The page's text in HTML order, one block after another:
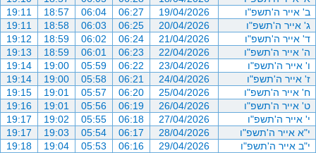
ב' אייר ה'תשפ"ו
19/04/2026
06:27
06:04
18:57
19:11
ג' אייר ה'תשפ"ו
20/04/2026
06:25
06:03
18:58
19:11
ד' אייר ה'תשפ"ו
21/04/2026
06:24
06:02
18:59
19:12
ה' אייר ה'תשפ"ו
22/04/2026
06:23
06:01
18:59
19:13
ו' אייר ה'תשפ"ו
23/04/2026
06:22
05:59
19:00
19:14
ז' אייר ה'תשפ"ו
24/04/2026
06:21
05:58
19:00
19:14
ח' אייר ה'תשפ"ו
25/04/2026
06:20
05:57
19:01
19:15
ט' אייר ה'תשפ"ו
26/04/2026
06:19
05:56
19:01
19:16
י' אייר ה'תשפ"ו
27/04/2026
06:18
05:55
19:02
19:17
י"א אייר ה'תשפ"ו
28/04/2026
06:17
05:54
19:03
19:17
י"ב אייר ה'תשפ"ו
29/04/2026
06:16
05:53
19:04
19:18